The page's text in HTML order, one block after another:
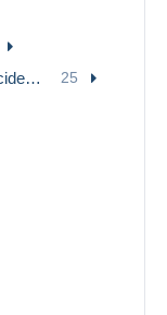
Mecklembourg-Poméranie occidentale 25